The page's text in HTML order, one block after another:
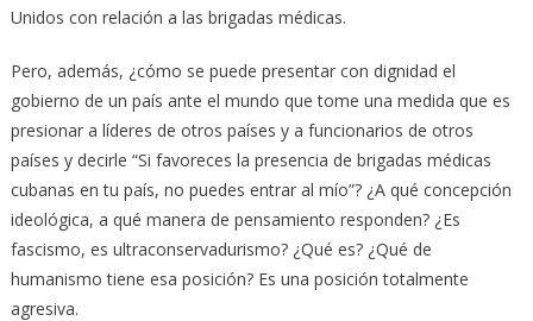
Unidos con relación a las brigadas médicas.
Pero, además, ¿cómo se puede presentar con dignidad el
gobierno de un país ante el mundo que tome una medida que es
presionar a líderes de otros países y a funcionarios de otros
países y decirle “Si favoreces la presencia de brigadas médicas
cubanas en tu país, no puedes entrar al mío”? ¿A qué concepción
ideológica, a qué manera de pensamiento responden? ¿Es
fascismo, es ultraconservadurismo? ¿Qué es? ¿Qué de
humanismo tiene esa posición? Es una posición totalmente
agresiva.